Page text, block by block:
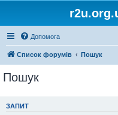
Допомога
Список форумів Пошук
Пошук
ЗАПИТ